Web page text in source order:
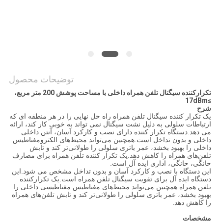
PRIVACY
POLICY
توضیحات محصول
تکرارکننده سیگنال تلفن همراه داخلی با مساحت پوشش 200 متر مربع،
≥17dBm
شرح
یک تکرار کننده سیگنال تلفن همراه راه حل نهایی را در هر منطقه ای که
ارتباطات سلولی به دلیل نشت سیگنال نمی تواند به خوبی کار کند، ارائه
می دهد.دستگاه تکرار کننده دارای نصب و کارکرد آسان، آنتن داخلی
داخلی و بدون تداخل است.همچنین می‌تواند محیط‌های الکترومغناطیس
داخلی را بهبود بخشد، عمر باتری سلولی را طولانی‌تر کند و تابش
تلفن‌های همراه را کاهش دهد.یک تکرار کننده تلفن همراه برای مصارف
خانگی، خانگی، اداری ایده آل است.
این دستگاه با نصب و کارکرد آسان و بدون تداخل مشخص می شود.این
دستگاه ایده آل برای تقویت سیگنال تلفن همراه است.یک تکرارکننده
تلفن همراه همچنین می‌تواند محیط‌های مغناطیس مغناطیسی داخلی را
بهبود بخشد، عمر باتری سلولی را طولانی‌تر کند و تابش تلفن‌های همراه
را کاهش دهد.
مشخصات